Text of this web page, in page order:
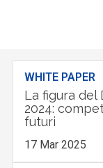
WHITE PAPER
La figura del
2024:
futuri
17 Mar 2025